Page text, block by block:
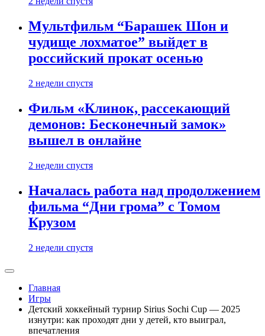
Мультфильм “Барашек Шон и
чудище лохматое” выйдет в
российский прокат осенью
2 недели спустя
Фильм «Клинок, рассекающий
демонов: Бесконечный замок»
вышел в онлайне
2 недели спустя
Началась работа над продолжением
фильма “Дни грома” с Томом
Крузом
2 недели спустя
Главная
Игры
Детский хоккейный турнир Sirius Sochi Cup — 2025
изнутри: как проходят дни у детей, кто выиграл,
впечатления